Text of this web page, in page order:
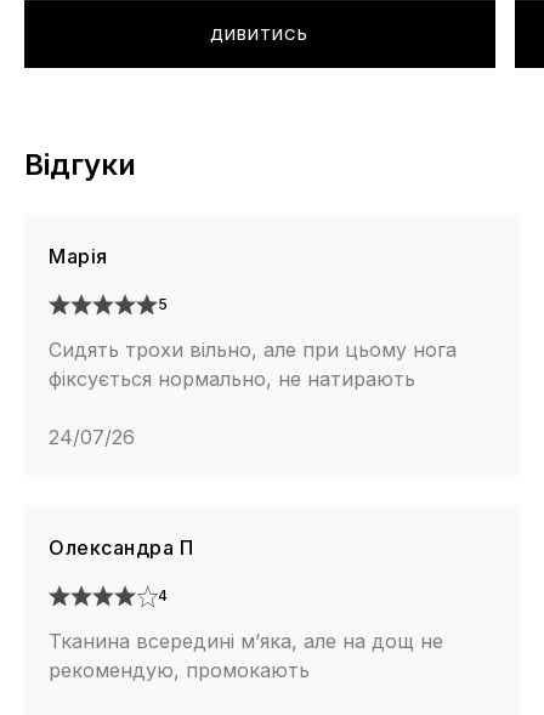
ДИВИТИСЬ
Відгуки
Марія
5
Сидять трохи вільно, але при цьому нога
фіксується нормально, не натирають
24/07/26
Олександра П
4
Тканина всередині м’яка, але на дощ не
рекомендую, промокають